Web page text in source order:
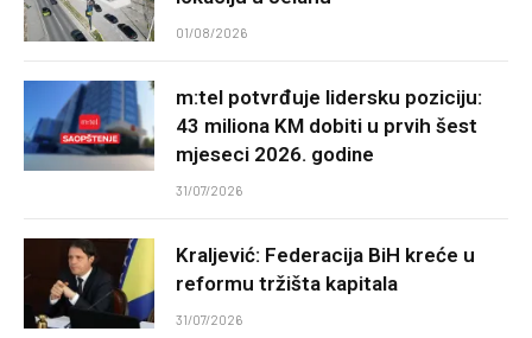
01/08/2026
m:tel potvrđuje lidersku poziciju:
43 miliona KM dobiti u prvih šest
mjeseci 2026. godine
31/07/2026
Kraljević: Federacija BiH kreće u
reformu tržišta kapitala
31/07/2026